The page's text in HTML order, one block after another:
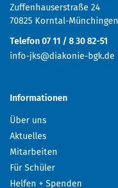
Zuffenhauserstraße 24
70825 Korntal-Münchingen
Telefon 07 11 / 8 30 82-51
info-jks@diakonie-bgk.de
Informationen
Über uns
Aktuelles
Mitarbeiten
Für Schüler
Helfen + Spenden